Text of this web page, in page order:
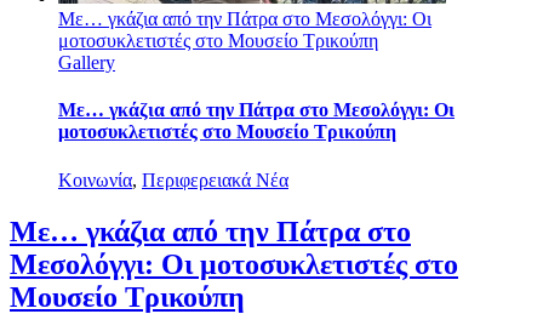
Με… γκάζια από την Πάτρα στο Μεσολόγγι: Οι
μοτοσυκλετιστές στο Μουσείο Τρικούπη
Gallery
Με… γκάζια από την Πάτρα στο Μεσολόγγι: Οι
μοτοσυκλετιστές στο Μουσείο Τρικούπη
Κοινωνία, Περιφερειακά Νέα
Με… γκάζια από την Πάτρα στο
Μεσολόγγι: Οι μοτοσυκλετιστές στο
Μουσείο Τρικούπη